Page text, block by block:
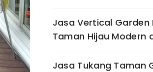
Jasa Vertical Garden
Taman Hijau Modern
Jasa Tukang Taman